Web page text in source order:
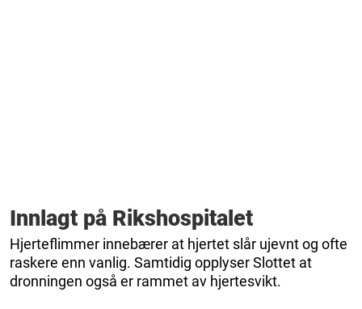
Innlagt på Rikshospitalet
Hjerteflimmer innebærer at hjertet slår ujevnt og ofte
raskere enn vanlig. Samtidig opplyser Slottet at
dronningen også er rammet av hjertesvikt.